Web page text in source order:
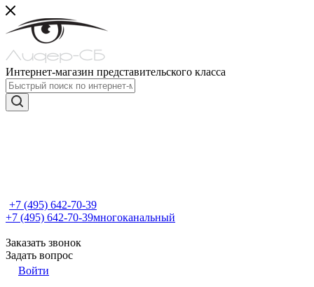
Интернет-магазин представительского класса
+7 (495) 642-70-39
+7 (495) 642-70-39многоканальный
Заказать звонок
Задать вопрос
Войти